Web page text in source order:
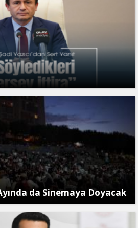
da Sinemaya Doyacak